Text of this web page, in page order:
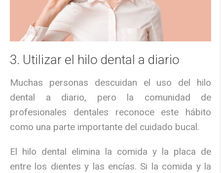
3. Utilizar el hilo dental a diario
Muchas personas descuidan el uso del hilo
dental a diario, pero la comunidad de
profesionales dentales reconoce este hábito
como una parte importante del cuidado bucal.
El hilo dental elimina la comida y la placa de
entre los dientes y las encías. Si la comida y la